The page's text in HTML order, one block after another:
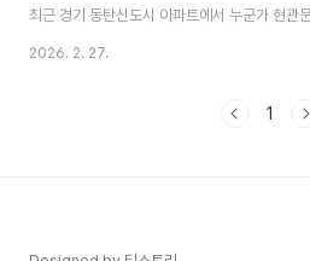
최근 경기 동탄신도시 아파트에서 누군가 현관
트로 난장판을 만든 사건인데, 가해자가 텔레그
(https://news.nate.com/view/
2026. 2. 27.
1